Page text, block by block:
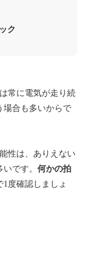
ク
常に電気が走り続
場合も多いからで
性は、ありえない
です。 何かの拍
1度確認しましょ